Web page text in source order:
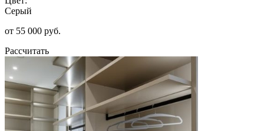
Серый
от 55 000 руб.
Рассчитать